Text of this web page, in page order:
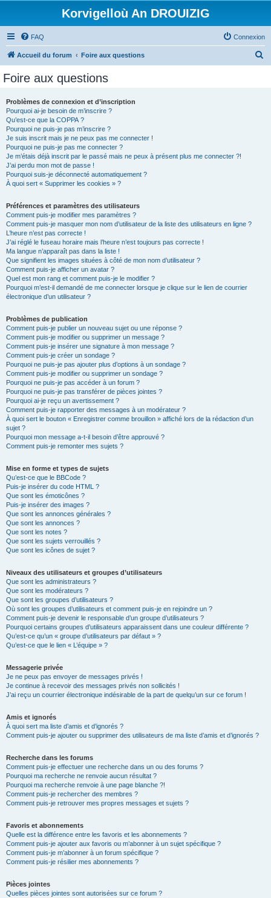
Korvigelloù An DROUIZIG
FAQ Connexion
Accueil du forum Foire aux questions
Foire aux questions
Problèmes de connexion et d’inscription
Pourquoi ai-je besoin de m’inscrire ?
Qu’est-ce que la COPPA ?
Pourquoi ne puis-je pas m’inscrire ?
Je suis inscrit mais je ne peux pas me connecter !
Pourquoi ne puis-je pas me connecter ?
Je m’étais déjà inscrit par le passé mais ne peux à présent plus me connecter ?!
J’ai perdu mon mot de passe !
Pourquoi suis-je déconnecté automatiquement ?
À quoi sert « Supprimer les cookies » ?
Préférences et paramètres des utilisateurs
Comment puis-je modifier mes paramètres ?
Comment puis-je masquer mon nom d’utilisateur de la liste des utilisateurs en ligne ?
L’heure n’est pas correcte !
J’ai réglé le fuseau horaire mais l’heure n’est toujours pas correcte !
Ma langue n’apparaît pas dans la liste !
Que signifient les images situées à côté de mon nom d’utilisateur ?
Comment puis-je afficher un avatar ?
Quel est mon rang et comment puis-je le modifier ?
Pourquoi m’est-il demandé de me connecter lorsque je clique sur le lien de courrier
électronique d’un utilisateur ?
Problèmes de publication
Comment puis-je publier un nouveau sujet ou une réponse ?
Comment puis-je modifier ou supprimer un message ?
Comment puis-je insérer une signature à mon message ?
Comment puis-je créer un sondage ?
Pourquoi ne puis-je pas ajouter plus d’options à un sondage ?
Comment puis-je modifier ou supprimer un sondage ?
Pourquoi ne puis-je pas accéder à un forum ?
Pourquoi ne puis-je pas transférer de pièces jointes ?
Pourquoi ai-je reçu un avertissement ?
Comment puis-je rapporter des messages à un modérateur ?
À quoi sert le bouton « Enregistrer comme brouillon » affiché lors de la rédaction d’un
sujet ?
Pourquoi mon message a-t-il besoin d’être approuvé ?
Comment puis-je remonter mes sujets ?
Mise en forme et types de sujets
Qu’est-ce que le BBCode ?
Puis-je insérer du code HTML ?
Que sont les émoticônes ?
Puis-je insérer des images ?
Que sont les annonces générales ?
Que sont les annonces ?
Que sont les notes ?
Que sont les sujets verrouillés ?
Que sont les icônes de sujet ?
Niveaux des utilisateurs et groupes d’utilisateurs
Que sont les administrateurs ?
Que sont les modérateurs ?
Que sont les groupes d’utilisateurs ?
Où sont les groupes d’utilisateurs et comment puis-je en rejoindre un ?
Comment puis-je devenir le responsable d’un groupe d’utilisateurs ?
Pourquoi certains groupes d’utilisateurs apparaissent dans une couleur différente ?
Qu’est-ce qu’un « groupe d’utilisateurs par défaut » ?
Qu’est-ce que le lien « L’équipe » ?
Messagerie privée
Je ne peux pas envoyer de messages privés !
Je continue à recevoir des messages privés non sollicités !
J’ai reçu un courrier électronique indésirable de la part de quelqu’un sur ce forum !
Amis et ignorés
À quoi sert ma liste d’amis et d’ignorés ?
Comment puis-je ajouter ou supprimer des utilisateurs de ma liste d’amis et d’ignorés ?
Recherche dans les forums
Comment puis-je effectuer une recherche dans un ou des forums ?
Pourquoi ma recherche ne renvoie aucun résultat ?
Pourquoi ma recherche renvoie à une page blanche ?!
Comment puis-je rechercher des membres ?
Comment puis-je retrouver mes propres messages et sujets ?
Favoris et abonnements
Quelle est la différence entre les favoris et les abonnements ?
Comment puis-je ajouter aux favoris ou m’abonner à un sujet spécifique ?
Comment puis-je m’abonner à un forum spécifique ?
Comment puis-je résilier mes abonnements ?
Pièces jointes
Quelles pièces jointes sont autorisées sur ce forum ?